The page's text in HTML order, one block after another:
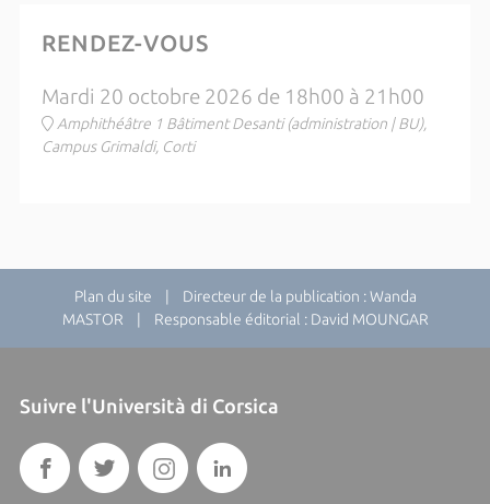
RENDEZ-VOUS
Mardi 20 octobre 2026 de 18h00 à 21h00
Amphithéâtre 1 Bâtiment Desanti (administration | BU),
Campus Grimaldi, Corti
Plan du site | Directeur de la publication : Wanda
MASTOR | Responsable éditorial : David MOUNGAR
Suivre l'Università di Corsica